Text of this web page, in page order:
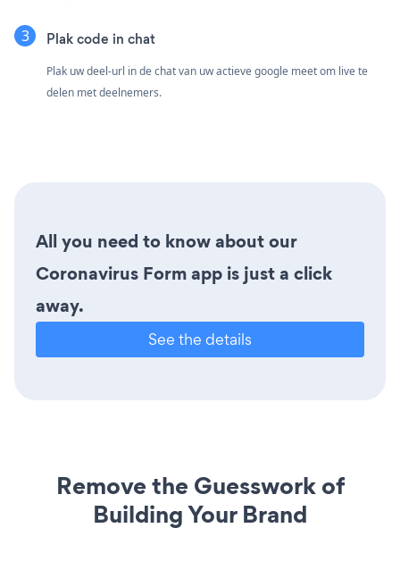
Plak code in chat
Plak uw deel-url in de chat van uw actieve google meet om live te
delen met deelnemers.
All you need to know about our
Coronavirus Form app is just a click
away.
See the details
Remove the Guesswork of
Building Your Brand